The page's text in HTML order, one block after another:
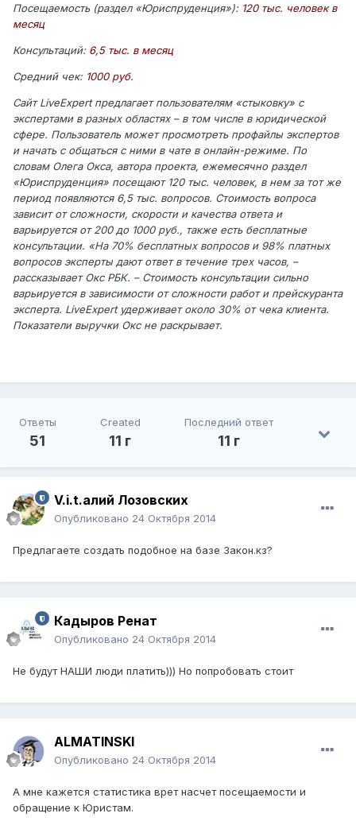
Посещаемость (раздел «Юриспруденция»): 120 тыс. человек в
месяц
Консультаций: 6,5 тыс. в месяц
Средний чек: 1000 руб.
Сайт LiveExpert предлагает пользователям «стыковку» с
экспертами в разных областях – в том числе в юридической
сфере. Пользователь может просмотреть профайлы экспертов
и начать с общаться с ними в чате в онлайн-режиме. По
словам Олега Окса, автора проекта, ежемесячно раздел
«Юриспруденция» посещают 120 тыс. человек, в нем за тот же
период появляются 6,5 тыс. вопросов. Стоимость вопроса
зависит от сложности, скорости и качества ответа и
варьируется от 200 до 1000 руб., также есть бесплатные
консультации. «На 70% бесплатных вопросов и 98% платных
вопросов эксперты дают ответ в течение трех часов, –
рассказывает Окс РБК. – Стоимость консультации сильно
варьируется в зависимости от сложности работ и прейскуранта
эксперта. LiveExpert удерживает около 30% от чека клиента.
Показатели выручки Окс не раскрывает.
Ответы
51
Created
11 г
Последний ответ
11 г
V.i.t.алий Лозовских
Опубликовано 24 Октября 2014
Предлагаете создать подобное на базе Закон.кз?
Кадыров Ренат
Опубликовано 24 Октября 2014
Не будут НАШИ люди платить))) Но попробовать стоит
ALMATINSKI
Опубликовано 24 Октября 2014
А мне кажется статистика врет насчет посещаемости и
обращение к Юристам.